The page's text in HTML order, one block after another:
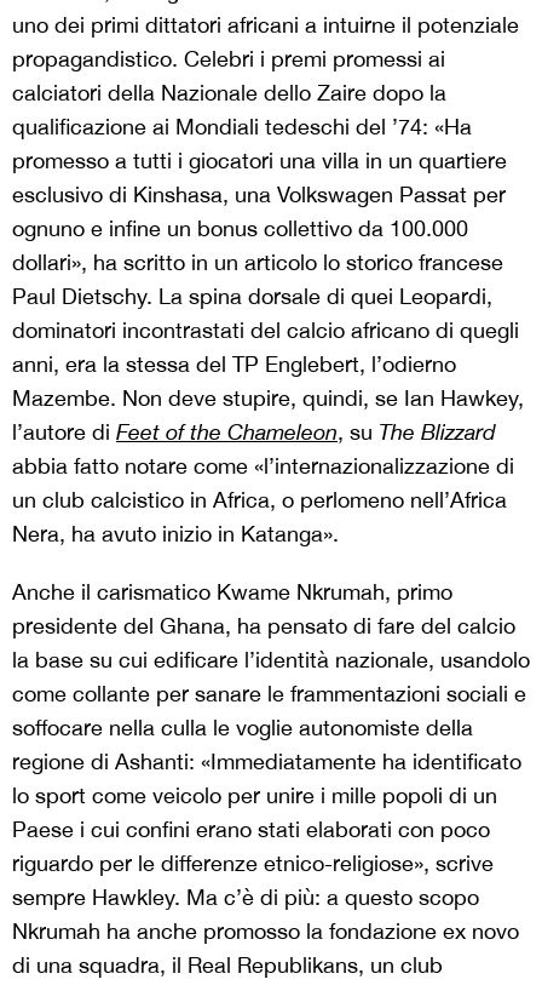
uno dei primi dittatori africani a intuirne il potenziale
propagandistico. Celebri i premi promessi ai
calciatori della Nazionale dello Zaire dopo la
qualificazione ai Mondiali tedeschi del ’74: «Ha
promesso a tutti i giocatori una villa in un quartiere
esclusivo di Kinshasa, una Volkswagen Passat per
ognuno e infine un bonus collettivo da 100.000
dollari», ha scritto in un articolo lo storico francese
Paul Dietschy. La spina dorsale di quei Leopardi,
dominatori incontrastati del calcio africano di quegli
anni, era la stessa del TP Englebert, l’odierno
Mazembe. Non deve stupire, quindi, se Ian Hawkey,
l’autore di Feet of the Chameleon, su The Blizzard
abbia fatto notare come «l’internazionalizzazione di
un club calcistico in Africa, o perlomeno nell’Africa
Nera, ha avuto inizio in Katanga».
Anche il carismatico Kwame Nkrumah, primo
presidente del Ghana, ha pensato di fare del calcio
la base su cui edificare l’identità nazionale, usandolo
come collante per sanare le frammentazioni sociali e
soffocare nella culla le voglie autonomiste della
regione di Ashanti: «Immediatamente ha identificato
lo sport come veicolo per unire i mille popoli di un
Paese i cui confini erano stati elaborati con poco
riguardo per le differenze etnico-religiose», scrive
sempre Hawkley. Ma c’è di più: a questo scopo
Nkrumah ha anche promosso la fondazione ex novo
di una squadra, il Real Republikans, un club